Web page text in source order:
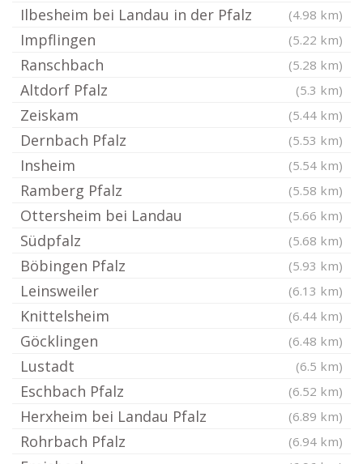
Ilbesheim bei Landau in der Pfalz (4.98 km)
Impflingen (5.22 km)
Ranschbach (5.28 km)
Altdorf Pfalz (5.3 km)
Zeiskam (5.44 km)
Dernbach Pfalz (5.53 km)
Insheim (5.54 km)
Ramberg Pfalz (5.58 km)
Ottersheim bei Landau (5.66 km)
Südpfalz (5.68 km)
Böbingen Pfalz (5.93 km)
Leinsweiler (6.13 km)
Knittelsheim (6.44 km)
Göcklingen (6.48 km)
Lustadt (6.5 km)
Eschbach Pfalz (6.52 km)
Herxheim bei Landau Pfalz (6.89 km)
Rohrbach Pfalz (6.94 km)